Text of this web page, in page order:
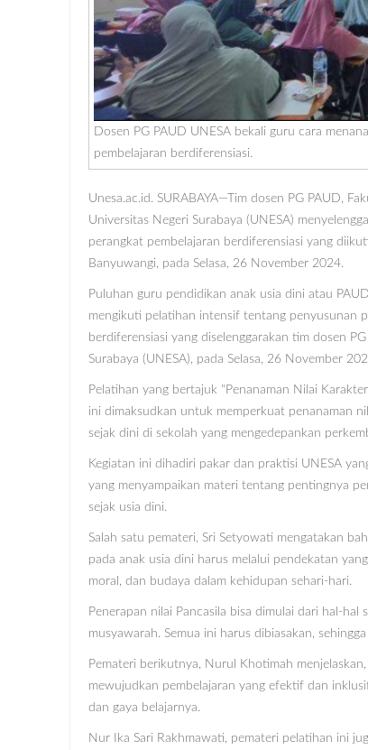
Dosen PG PAUD UNESA bekali guru cara
pembelajaran berdiferensiasi.
Unesa.ac.id. SURABAYA—Tim dosen PG PAUD,
Universitas Negeri Surabaya (UNESA)
perangkat pembelajaran berdiferensiasi yang
Banyuwangi, pada Selasa, 26 November 2024.
Puluhan guru pendidikan anak usia dini atau
mengikuti pelatihan intensif tentang penyusunan
berdiferensiasi yang diselenggarakan tim dosen
Surabaya (UNESA), pada Selasa, 26 November
Pelatihan yang bertajuk "Penanaman Nilai
ini dimaksudkan untuk memperkuat penanaman
sejak dini di sekolah yang mengedepankan
Kegiatan ini dihadiri pakar dan praktisi UNESA
yang menyampaikan materi tentang pentingnya
sejak usia dini.
Salah satu pemateri, Sri Setyowati mengatakan
pada anak usia dini harus melalui pendekatan
moral, dan budaya dalam kehidupan sehari-hari.
Penerapan nilai Pancasila bisa dimulai dari hal-hal
musyawarah. Semua ini harus dibiasakan,
Pemateri berikutnya, Nurul Khotimah
mewujudkan pembelajaran yang efektif dan
dan gaya belajarnya.
Nur Ika Sari Rakhmawati, pemateri pelatihan ini